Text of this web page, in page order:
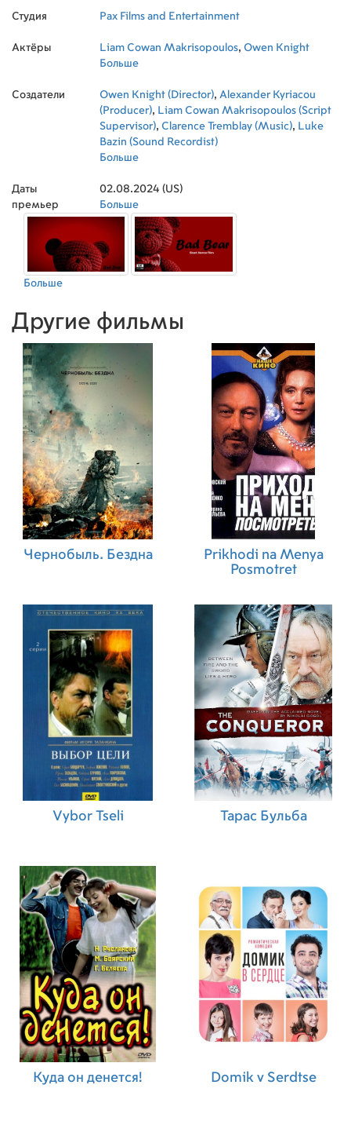
Студия Pax Films and Entertainment
Актёры Liam Cowan Makrisopoulos, Owen Knight
Больше
Создатели Owen Knight (Director), Alexander Kyriacou
(Producer), Liam Cowan Makrisopoulos (Script
Supervisor), Clarence Tremblay (Music), Luke
Bazin (Sound Recordist)
Больше
Даты
премьер
02.08.2024 (US)
Больше
Больше
Другие фильмы
Чернобыль. Бездна
Prikhodi na Menya
Posmotret
Vybor Tseli Тарас Бульба
Куда он денется! Domik v Serdtse